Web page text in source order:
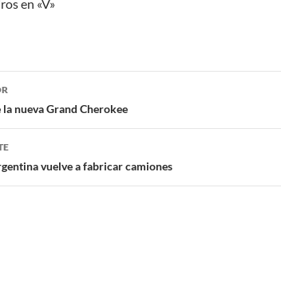
en «V»
nueva Grand Cherokee
vuelve a fabricar camiones